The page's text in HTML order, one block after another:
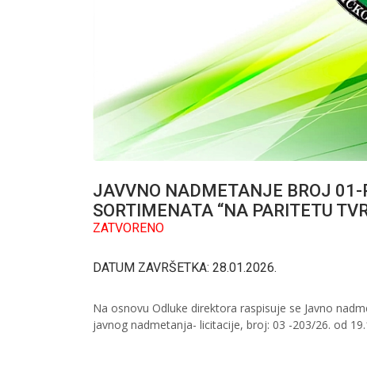
JAVVNO NADMETANJE BROJ
SORTIMENATA “NA PARITETU
ZATVORENO
DATUM ZAVRŠETKA: 28.01.2026.
Na osnovu Odluke direktora raspisuje se Javno
javnog nadmetanja- licitacije, broj: 03 -203/26. od